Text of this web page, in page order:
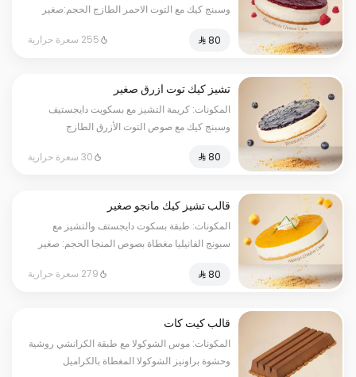
وسبنج كيك مع التوت الاحمر الطازج الحجم:صغير
255 سعرة حرارية
تشيز كيك توت ازرق صغير
المكونات: كريمة التشيز مع بسكويت دايجستيف
وسبنج كيك مع صوص التوت الأزرق الطازج
30 سعرة حرارية
قالب تشيز كيك مانجو صغير
المكونات: طبقة بسكوت دايجستف والتشيز مع
سبونج الفانيليا مغطاة بصوص المنجا الحجم: صغير
279 سعرة حرارية
قالب كيت كات
المكونات: موس الشوكولا مع طبقة الكرانشي روشية
وحشوة براونيز الشوكولا المغطاة بالكراميل